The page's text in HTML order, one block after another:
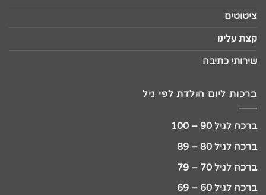
ציטוטים
קצת עלינו
שירותי כתיבה
ברכות ליום הולדת לפי גיל
ברכה לגיל 90 – 100
ברכה לגיל 80 – 89
ברכה לגיל 70 – 79
ברכה לגיל 60 – 69